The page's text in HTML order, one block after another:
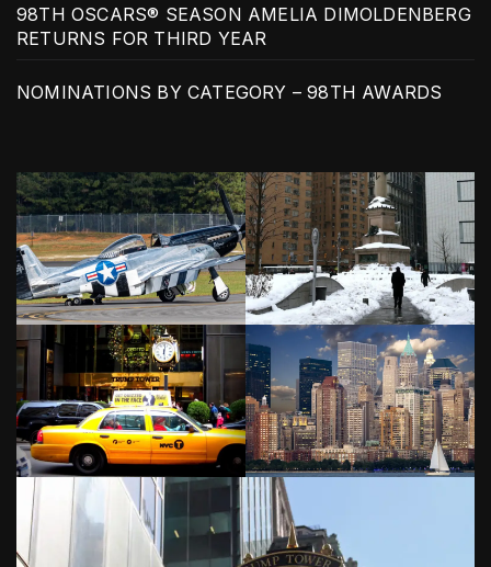
98TH OSCARS® SEASON AMELIA DIMOLDENBERG
RETURNS FOR THIRD YEAR
NOMINATIONS BY CATEGORY – 98TH AWARDS